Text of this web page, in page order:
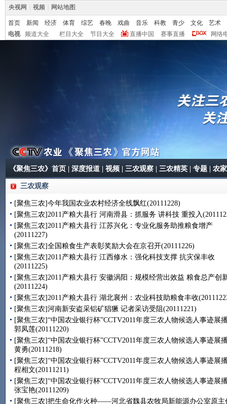
央视网 视频 网站地图
首页 新闻 经济 体育 综艺 春晚 戏曲 音乐 科教 青少 文化
艺术
电视
频道大全 栏目大全 节目大全 直播中国 赛事直播 网络
《聚焦三农》首页 深度报道 视频 三农观察 三农精英 专题 农
三农观察
[聚焦三农]今年我国农业农村经济全线飘红(20111228)
[聚焦三农]2011产粮大县行 河南滑县：抓服务 讲科技 重投入
[聚焦三农]2011产粮大县行 江苏兴化：专业化服务助推粮食增产
(20111227)
[聚焦三农]全国粮食生产表彰奖励大会在京召开(20111226)
[聚焦三农]2011产粮大县行 江西修水：强化科技支撑 抗灾保丰收
(20111225)
[聚焦三农]2011产粮大县行 安徽涡阳：规模经营出效益 粮食总产创
(20111224)
[聚焦三农]2011产粮大县行 湖北襄州：农业科技助粮食丰收
[聚焦三农]河南新安盗采铝矿猖獗 记者采访受阻(20111221)
[聚焦三农]“中国农业银行杯”CCTV2011年度三农人物候选人事迹
郭凤莲(20111220)
[聚焦三农]“中国农业银行杯”CCTV2011年度三农人物候选人事迹
黄勇(20111218)
[聚焦三农]“中国农业银行杯”CCTV2011年度三农人物候选人事迹
程相文(20111211)
[聚焦三农]“中国农业银行杯”CCTV2011年度三农人物候选人事迹
张宝艳(20111209)
[聚焦三农]把生命化作火种——河北省魏县农牧局新能源办公室原主